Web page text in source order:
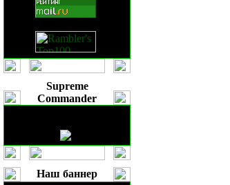
Supreme
Commander
Наш баннер